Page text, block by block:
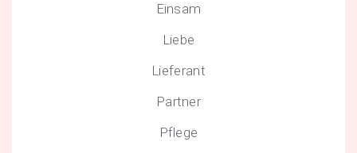
Einsam
Liebe
Lieferant
Partner
Pflege